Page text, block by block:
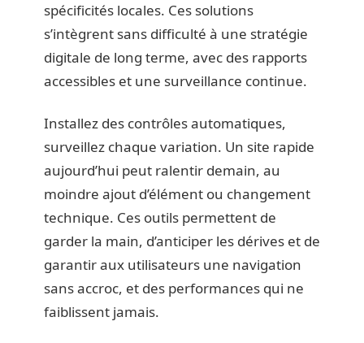
spécificités locales. Ces solutions
s’intègrent sans difficulté à une stratégie
digitale de long terme, avec des rapports
accessibles et une surveillance continue.
Installez des contrôles automatiques,
surveillez chaque variation. Un site rapide
aujourd’hui peut ralentir demain, au
moindre ajout d’élément ou changement
technique. Ces outils permettent de
garder la main, d’anticiper les dérives et de
garantir aux utilisateurs une navigation
sans accroc, et des performances qui ne
faiblissent jamais.